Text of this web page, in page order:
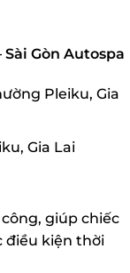
Sài Gòn Autospa
Pleiku, Gia
Gia Lai
giúp chiếc
điều kiện thời